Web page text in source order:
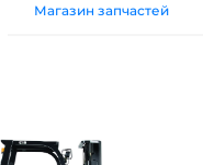
Магазин запчастей